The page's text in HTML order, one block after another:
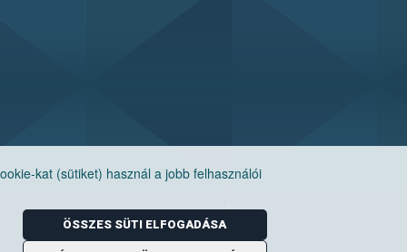
kat (sütiket) használ a jobb felhasználói
ÖSSZES SÜTI ELFOGADÁSA